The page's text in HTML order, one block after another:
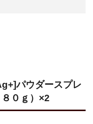
パウダースプレ
０ｇ）×2